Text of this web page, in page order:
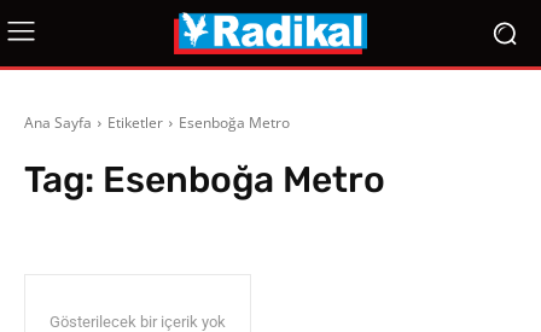
Ana Sayfa Etiketler Esenboğa Metro
Tag: Esenboğa Metro
Gösterilecek bir içerik yok